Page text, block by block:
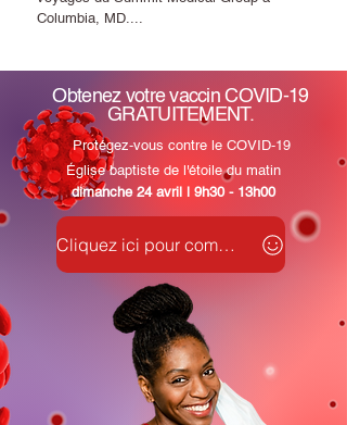
Columbia, MD....
Obtenez votre vaccin COVID-19
GRATUITEMENT.
Protégez-vous contre le COVID-19
Église baptiste de l'étoile du matin
dimanche 24 avril | 9h30 - 13h00
Cliquez ici pour commencer